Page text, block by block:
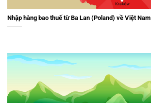
Nhập hàng bao thuế từ Ba Lan (Poland) về Việt Nam